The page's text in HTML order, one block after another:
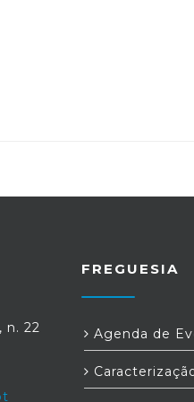
n. 22
FREGUESIA
Agenda de